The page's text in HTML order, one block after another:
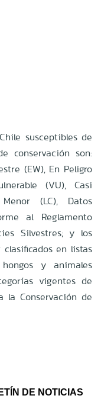
susceptibles de
conservación son:
(EW), En Peligro
(VU), Casi
(LC), Datos
al Reglamento
Silvestres; y los
en listas
y animales
vigentes de
la Conservación de
DE NOTICIAS